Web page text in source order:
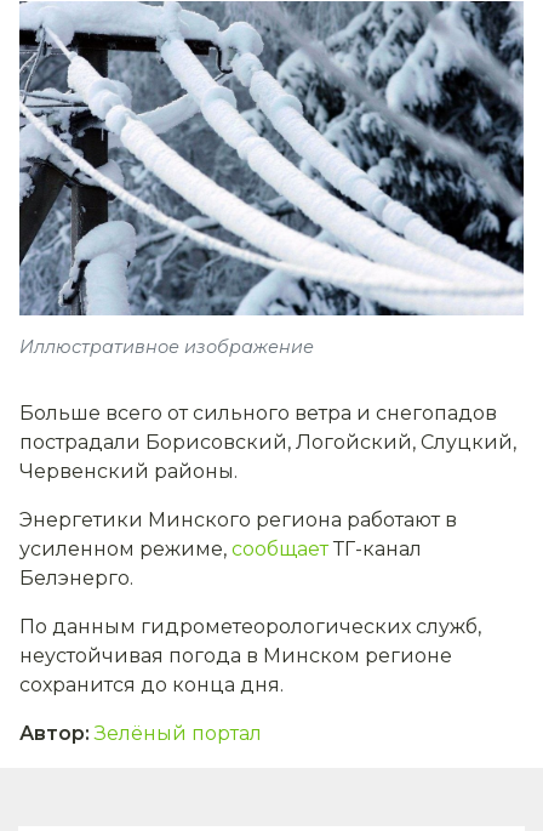
Иллюстративное изображение
Больше всего от сильного ветра и снегопадов
пострадали Борисовский, Логойский, Слуцкий,
Червенский районы.
Энергетики Минского региона работают в
усиленном режиме, сообщаетТГ-канал
Белэнерго.
По данным гидрометеорологических служб,
неустойчивая погода в Минском регионе
сохранится до конца дня.
Автор: Зелёный портал